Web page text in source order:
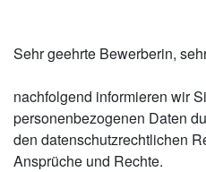
Sehr geehrte Bewerberin,
nachfolgend informieren wir
personenbezogenen Daten
den datenschutzrechtlichen
Ansprüche und Rechte.